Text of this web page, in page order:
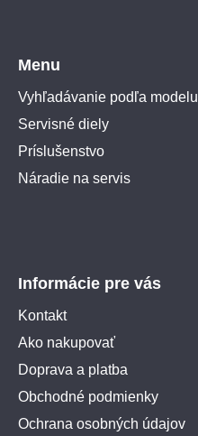
Menu
Vyhľadávanie podľa modelu
Servisné diely
Príslušenstvo
Náradie na servis
Informácie pre vás
Kontakt
Ako nakupovať
Doprava a platba
Obchodné podmienky
Ochrana osobných údajov